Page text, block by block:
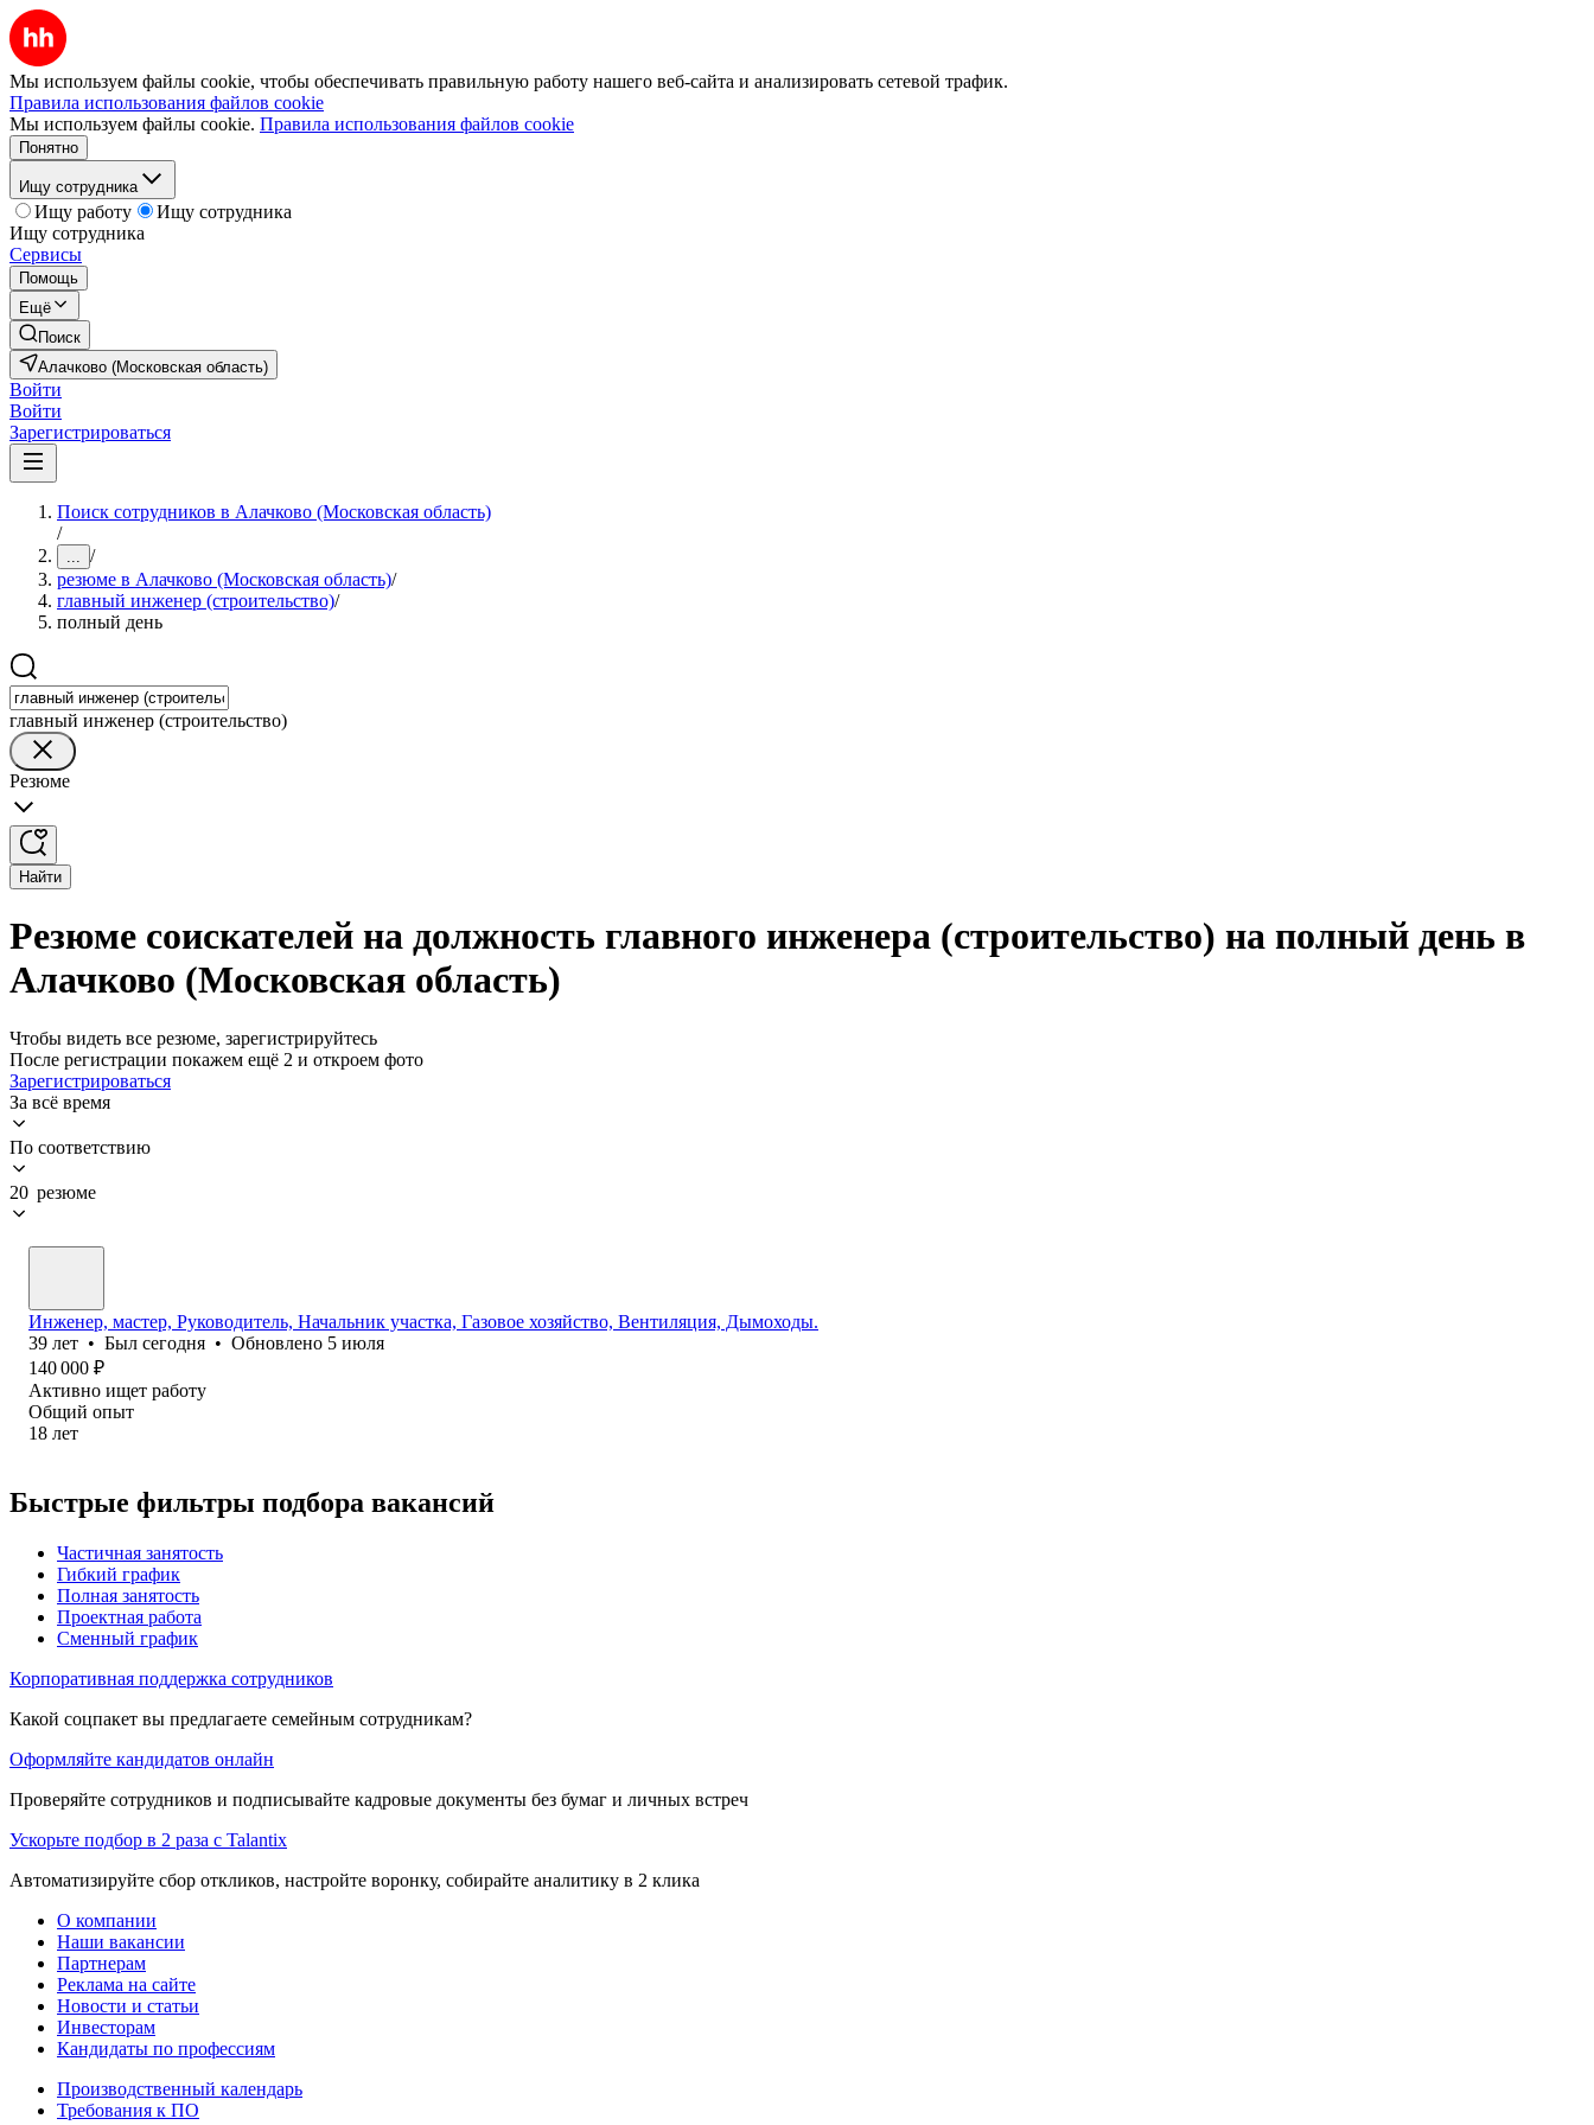
Мы используем файлы cookie, чтобы обеспечивать правильную работу нашего веб-сайта и анализировать сетевой трафик.
Правила использования файлов cookie
Мы используем файлы cookie. Правила использования файлов cookie
Понятно
Ищу сотрудника
Ищу работу
Ищу сотрудника
Ищу сотрудника
Сервисы
Помощь
Ещё
Поиск
Алачково (Московская область)
Войти
Войти
Зарегистрироваться
Поиск сотрудников в Алачково (Московская область)
/
... /
резюме в Алачково (Московская область)/
главный инженер (строительство)/
полный день
главный инженер (строительство)
Резюме
Найти
Резюме соискателей на должность главного инженера (строительство) на полный день в
Алачково (Московская область)
Чтобы видеть все резюме, зарегистрируйтесь
После регистрации покажем ещё 2 и откроем фото
Зарегистрироваться
За всё время
По соответствию
20 резюме
Инженер, мастер, Руководитель, Начальник участка, Газовое хозяйство, Вентиляция, Дымоходы.
39 лет • Был сегодня • Обновлено 5 июля
140 000 ₽
Активно ищет работу
Общий опыт
18 лет
Быстрые фильтры подбора вакансий
Частичная занятость
Гибкий график
Полная занятость
Проектная работа
Сменный график
Корпоративная поддержка сотрудников
Какой соцпакет вы предлагаете семейным сотрудникам?
Оформляйте кандидатов онлайн
Проверяйте сотрудников и подписывайте кадровые документы без бумаг и личных встреч
Ускорьте подбор в 2 раза с Talantix
Автоматизируйте сбор откликов, настройте воронку, собирайте аналитику в 2 клика
О компании
Наши вакансии
Партнерам
Реклама на сайте
Новости и статьи
Инвесторам
Кандидаты по профессиям
Производственный календарь
Требования к ПО